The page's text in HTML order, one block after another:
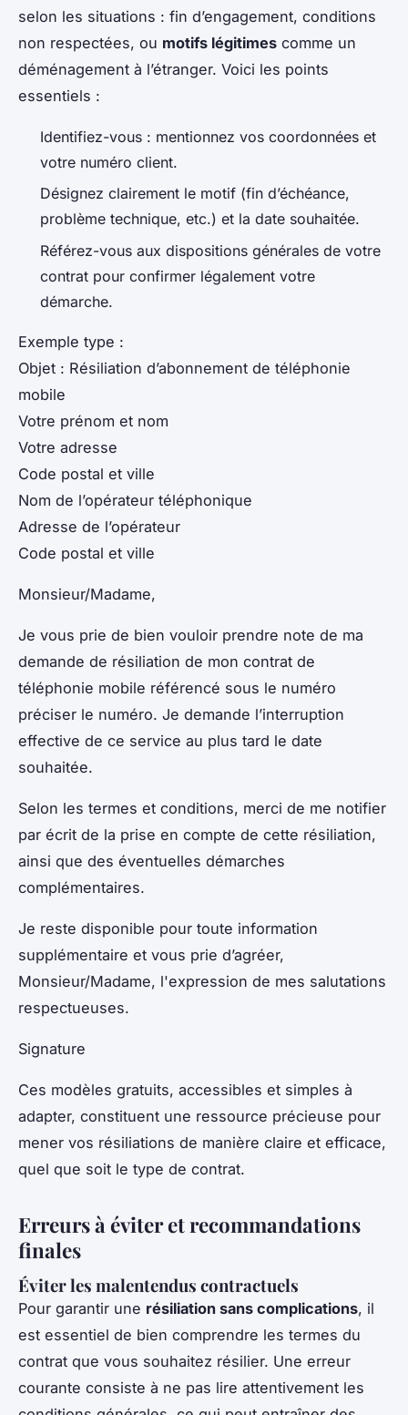
selon les situations : fin d’engagement, conditions
non respectées, ou motifs légitimes comme un
déménagement à l’étranger. Voici les points
essentiels :
Identifiez-vous : mentionnez vos coordonnées et
votre numéro client.
Désignez clairement le motif (fin d’échéance,
problème technique, etc.) et la date souhaitée.
Référez-vous aux dispositions générales de votre
contrat pour confirmer légalement votre
démarche.
Exemple type :
Objet : Résiliation d’abonnement de téléphonie
mobile
Votre prénom et nom
Votre adresse
Code postal et ville
Nom de l’opérateur téléphonique
Adresse de l’opérateur
Code postal et ville
Monsieur/Madame,
Je vous prie de bien vouloir prendre note de ma
demande de résiliation de mon contrat de
téléphonie mobile référencé sous le numéro
préciser le numéro. Je demande l’interruption
effective de ce service au plus tard le date
souhaitée.
Selon les termes et conditions, merci de me notifier
par écrit de la prise en compte de cette résiliation,
ainsi que des éventuelles démarches
complémentaires.
Je reste disponible pour toute information
supplémentaire et vous prie d’agréer,
Monsieur/Madame, l'expression de mes salutations
respectueuses.
Signature
Ces modèles gratuits, accessibles et simples à
adapter, constituent une ressource précieuse pour
mener vos résiliations de manière claire et efficace,
quel que soit le type de contrat.
Erreurs à éviter et recommandations
finales
Éviter les malentendus contractuels
Pour garantir une résiliation sans complications, il
est essentiel de bien comprendre les termes du
contrat que vous souhaitez résilier. Une erreur
courante consiste à ne pas lire attentivement les